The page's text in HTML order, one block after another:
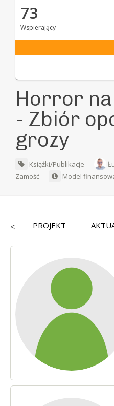
73
Wspierający
Horror
- Zbiór
grozy
Książki/Publikacje
Zamość
Model
< PROJEKT